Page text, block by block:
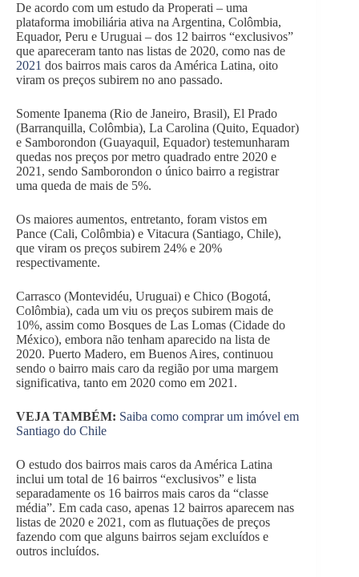
De acordo com um estudo da Properati – uma
plataforma imobiliária ativa na Argentina, Colômbia,
Equador, Peru e Uruguai – dos 12 bairros “exclusivos”
que apareceram tanto nas listas de 2020, como nas de
2021 dos bairros mais caros da América Latina, oito
viram os preços subirem no ano passado.
Somente Ipanema (Rio de Janeiro, Brasil), El Prado
(Barranquilla, Colômbia), La Carolina (Quito, Equador)
e Samborondon (Guayaquil, Equador) testemunharam
quedas nos preços por metro quadrado entre 2020 e
2021, sendo Samborondon o único bairro a registrar
uma queda de mais de 5%.
Os maiores aumentos, entretanto, foram vistos em
Pance (Cali, Colômbia) e Vitacura (Santiago, Chile),
que viram os preços subirem 24% e 20%
respectivamente.
Carrasco (Montevidéu, Uruguai) e Chico (Bogotá,
Colômbia), cada um viu os preços subirem mais de
10%, assim como Bosques de Las Lomas (Cidade do
México), embora não tenham aparecido na lista de
2020. Puerto Madero, em Buenos Aires, continuou
sendo o bairro mais caro da região por uma margem
significativa, tanto em 2020 como em 2021.
VEJA TAMBÉM: Saiba como comprar um imóvel em
Santiago do Chile
O estudo dos bairros mais caros da América Latina
inclui um total de 16 bairros “exclusivos” e lista
separadamente os 16 bairros mais caros da “classe
média”. Em cada caso, apenas 12 bairros aparecem nas
listas de 2020 e 2021, com as flutuações de preços
fazendo com que alguns bairros sejam excluídos e
outros incluídos.